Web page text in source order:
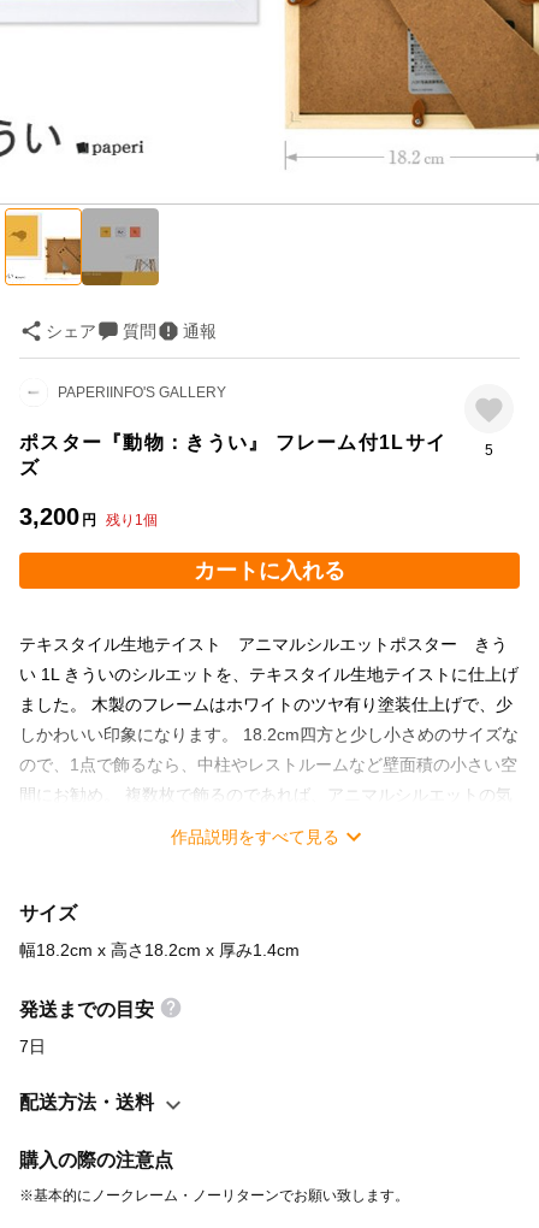
シェア 質問 通報
PAPERIINFO'S GALLERY
ポスター『動物：きうい』 フレーム付1Lサイ
ズ
3,200 円 残り 1個
5
カートに入れる
テキスタイル生地テイスト アニマルシルエットポスター きう
い 1L きういのシルエットを、テキスタイル生地テイストに仕上げ
ました。 木製のフレームはホワイトのツヤ有り塗装仕上げで、少
しかわいい印象になります。 18.2cm四方と少し小さめのサイズな
ので、1点で飾るなら、中柱やレストルームなど壁面積の小さい空
間にお勧め。 複数枚で飾るのであれば、アニマルシルエットの気
に入ったものを3枚ほど等間隔で並べてもきれいに飾れます。 フ
金具,紐 ◆寸法 幅18.2cm x 高さ18.2cm x 厚み1.4cm
作品説明をすべて見る
サイズ
幅18.2cm x 高さ18.2cm x 厚み1.4cm
発送までの目安
7日
配送方法・送料
購入の際の注意点